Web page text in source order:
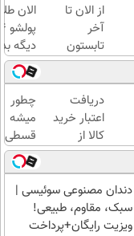
از الان تا
آخر
تابستون
حداقل
12کیلو
چربی
میسوزونی
🧨
الان
دیگه
طلا با
بی‌بهره
دریافت
اعتبار خرید
کالا از
طلاسی(بدون
ضامن، بدون
بهره)
چطور
میشه
قسطی
طلا
خرید |
با
طلاسی
پس
دندان مصنوعی سوئیسی |
سبک، مقاوم، طبیعی!
ویزیت رایگان+پرداخت